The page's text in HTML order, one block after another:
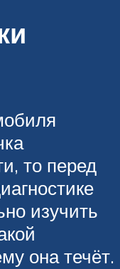
то перед
изучить
она течёт.